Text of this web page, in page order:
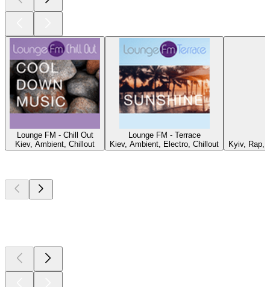
Lounge FM - Chill Out
Kiev, Ambient, Chillout
Lounge FM - Terrace
Kiev, Ambient, Electro, Chillout
Kyiv, Rap,